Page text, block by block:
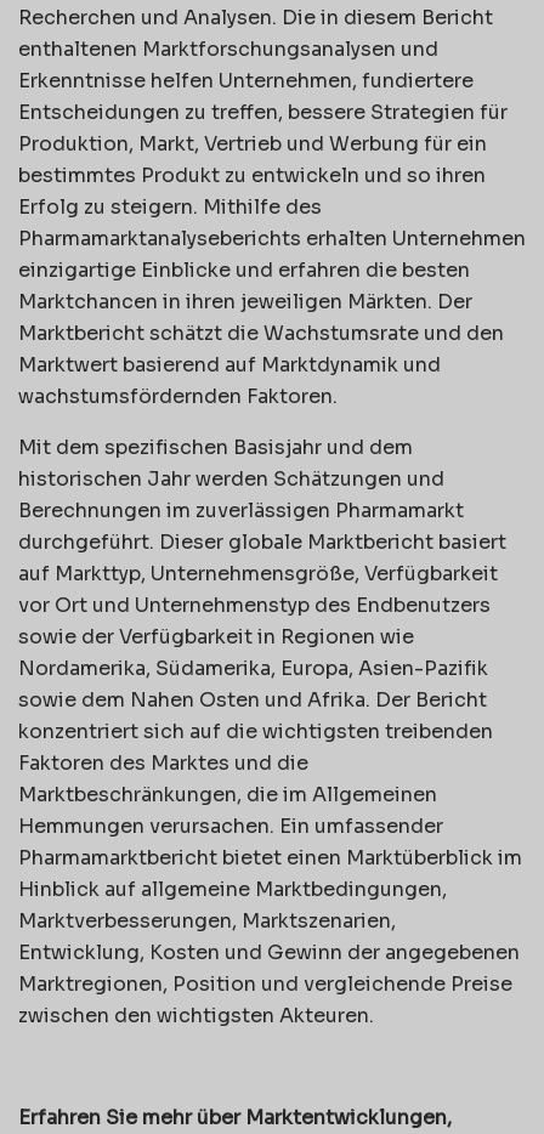
Recherchen und Analysen. Die in diesem Bericht
enthaltenen Marktforschungsanalysen und
Erkenntnisse helfen Unternehmen, fundiertere
Entscheidungen zu treffen, bessere Strategien für
Produktion, Markt, Vertrieb und Werbung für ein
bestimmtes Produkt zu entwickeln und so ihren
Erfolg zu steigern. Mithilfe des
Pharmamarktanalyseberichts erhalten Unternehmen
einzigartige Einblicke und erfahren die besten
Marktchancen in ihren jeweiligen Märkten. Der
Marktbericht schätzt die Wachstumsrate und den
Marktwert basierend auf Marktdynamik und
wachstumsfördernden Faktoren.
Mit dem spezifischen Basisjahr und dem
historischen Jahr werden Schätzungen und
Berechnungen im zuverlässigen Pharmamarkt
durchgeführt. Dieser globale Marktbericht basiert
auf Markttyp, Unternehmensgröße, Verfügbarkeit
vor Ort und Unternehmenstyp des Endbenutzers
sowie der Verfügbarkeit in Regionen wie
Nordamerika, Südamerika, Europa, Asien-Pazifik
sowie dem Nahen Osten und Afrika. Der Bericht
konzentriert sich auf die wichtigsten treibenden
Faktoren des Marktes und die
Marktbeschränkungen, die im Allgemeinen
Hemmungen verursachen. Ein umfassender
Pharmamarktbericht bietet einen Marktüberblick im
Hinblick auf allgemeine Marktbedingungen,
Marktverbesserungen, Marktszenarien,
Entwicklung, Kosten und Gewinn der angegebenen
Marktregionen, Position und vergleichende Preise
zwischen den wichtigsten Akteuren.
Erfahren Sie mehr über Marktentwicklungen,